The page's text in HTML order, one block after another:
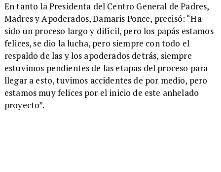
​En tanto la Presidenta del Centro General de Padres,
Madres y Apoderados, Damaris Ponce, precisó: “Ha
sido un proceso largo y difícil, pero los papás estamos
felices, se dio la lucha, pero siempre con todo el
respaldo de las y los apoderados detrás, siempre
estuvimos pendientes de las etapas del proceso para
llegar a esto, tuvimos accidentes de por medio, pero
estamos muy felices por el inicio de este anhelado
proyecto”.